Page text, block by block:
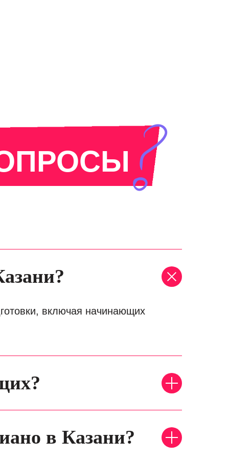
включая начинающих
в Казани?